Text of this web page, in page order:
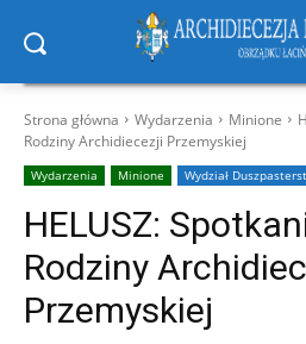
Strona główna Wydarzenia Minione
Rodziny Archidiecezji Przemyskiej
Wydarzenia Minione Wydział
HELUSZ:
Rodziny
Przemyskiej